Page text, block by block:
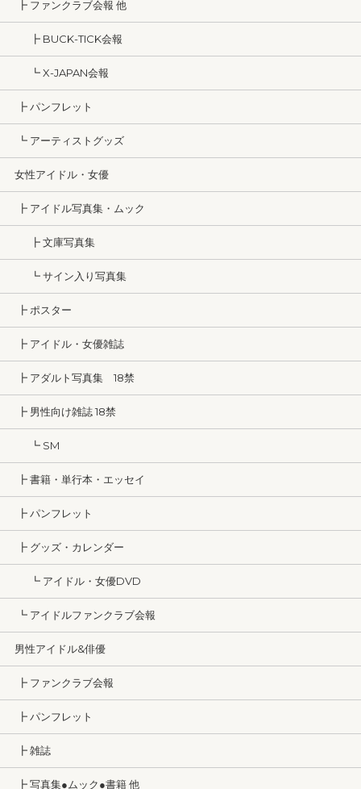
┣ ファンクラブ会報 他
┣ BUCK-TICK会報
┗ X-JAPAN会報
┣ パンフレット
┗ アーティストグッズ
女性アイドル・女優
┣ アイドル写真集・ムック
┣ 文庫写真集
┗ サイン入り写真集
┣ ポスター
┣ アイドル・女優雑誌
┣ アダルト写真集 18禁
┣ 男性向け雑誌 18禁
┗ SM
┣ 書籍・単行本・エッセイ
┣ パンフレット
┣ グッズ・カレンダー
┗ アイドル・女優DVD
┗ アイドルファンクラブ会報
男性アイドル&俳優
┣ ファンクラブ会報
┣ パンフレット
┣ 雑誌
┣ 写真集●ムック●書籍 他